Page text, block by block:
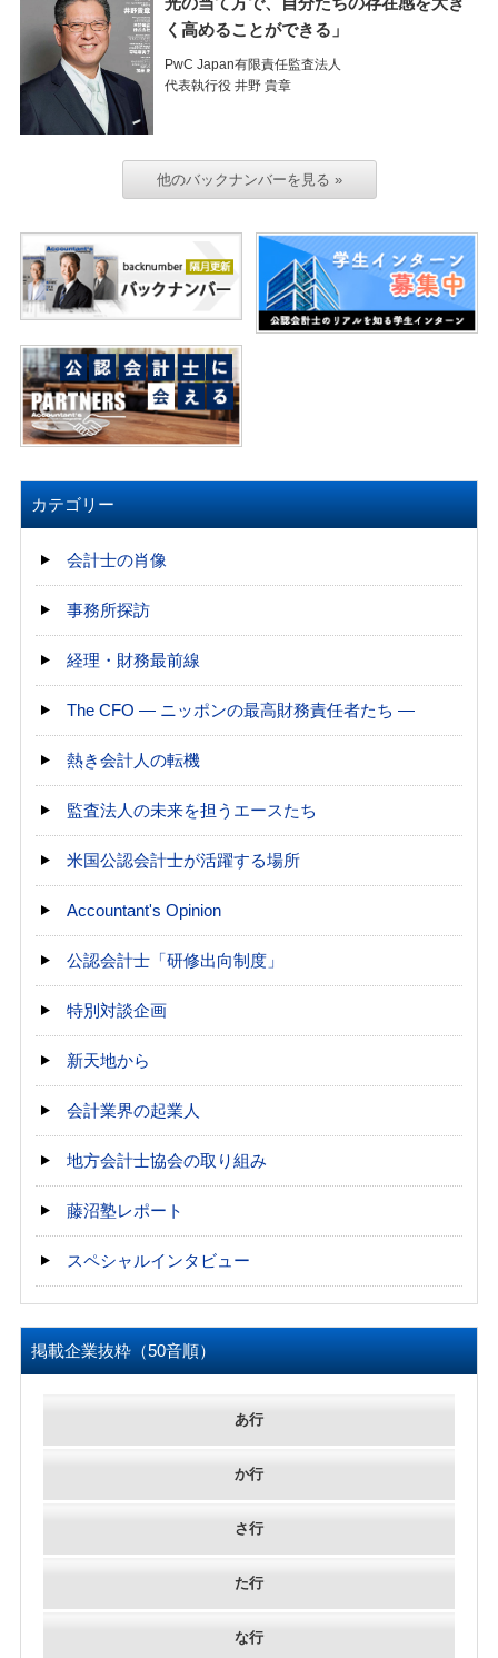
く高めることができる」
PwC Japan有限責任監査法人
代表執行役 井野 貴章
他のバックナンバーを見る »
カテゴリー
会計士の肖像
事務所探訪
経理・財務最前線
The CFO ― ニッポンの最高財務責任者たち ―
熱き会計人の転機
監査法人の未来を担うエースたち
米国公認会計士が活躍する場所
Accountant's Opinion
公認会計士「研修出向制度」
特別対談企画
新天地から
会計業界の起業人
地方会計士協会の取り組み
藤沼塾レポート
スペシャルインタビュー
掲載企業抜粋（50音順）
あ行
か行
さ行
た行
な行